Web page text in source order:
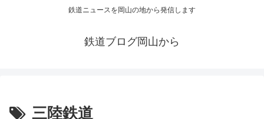
鉄道ニュースを岡山の地から発信します
鉄道ブログ岡山から
三陸鉄道